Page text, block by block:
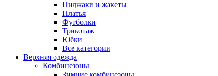
Пиджаки и жакеты
Платья
Футболки
Трикотаж
Юбки
Все категории
Верхняя одежда
Комбинезоны
Зимние комбинезоны